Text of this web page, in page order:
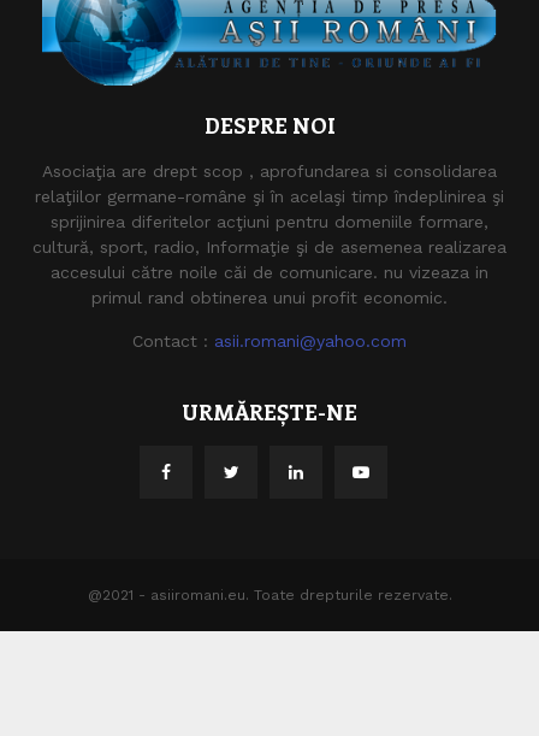
DESPRE NOI
Asociaţia are drept scop , aprofundarea si consolidarea
relaţiilor germane-române şi în acelaşi timp îndeplinirea şi
sprijinirea diferitelor acţiuni pentru domeniile formare,
cultură, sport, radio, Informaţie şi de asemenea realizarea
accesului către noile căi de comunicare. nu vizeaza in
primul rand obtinerea unui profit economic.
Contact : asii.romani@yahoo.com
URMĂREȘTE-NE
@2021 - asiiromani.eu. Toate drepturile rezervate.